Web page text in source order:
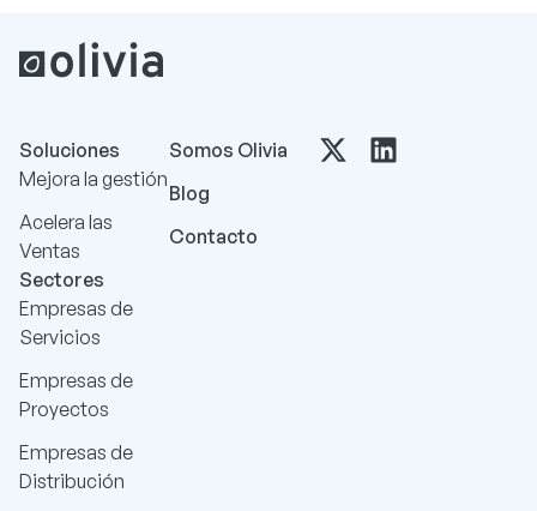
Soluciones
Mejora la gestión
Acelera las
Ventas
Sectores
Empresas de
Servicios
Empresas de
Proyectos
Empresas de
Distribución
Somos Olivia
Blog
Contacto